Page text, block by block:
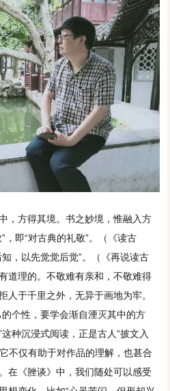
，方得其境。书之妙境，惟融入方
，即“对古典的礼敬”。（《读古
，以先觉觉后觉”。（《再说读古
道理的。不敬难有亲和，不敬难得
人于千里之外，无异于画地为牢。
个性，要学会渐自湮灭其中的方
种沉浸式阅读，正是古人“披文入
不仅有助于对作品的理解，也甚合
在《脞谈》中，我们随处可以感受